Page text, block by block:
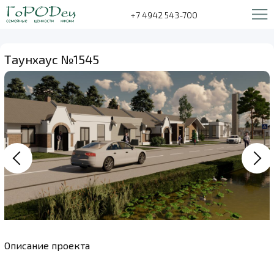
+7 4942 543-700
Таунхаус №1545
Описание проекта